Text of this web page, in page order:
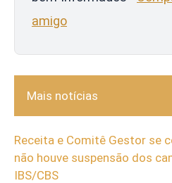
amigo
Mais notícias
Receita e Comitê Gestor se
não houve suspensão dos
IBS/CBS